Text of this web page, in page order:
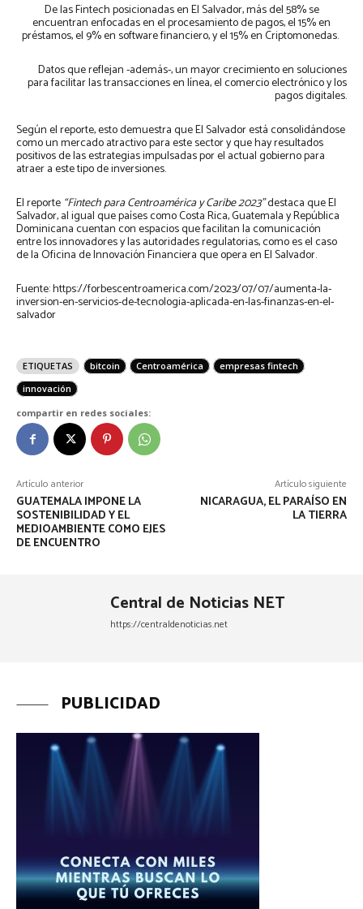
De las Fintech posicionadas en El Salvador, más del 58% se
encuentran enfocadas en el procesamiento de pagos, el 15% en
préstamos, el 9% en software financiero, y el 15% en Criptomonedas.
Datos que reflejan -además-, un mayor crecimiento en soluciones
para facilitar las transacciones en línea, el comercio electrónico y los
pagos digitales.
Según el reporte, esto demuestra que El Salvador está consolidándose
como un mercado atractivo para este sector y que hay resultados
positivos de las estrategias impulsadas por el actual gobierno para
atraer a este tipo de inversiones.
El reporte “Fintech para Centroamérica y Caribe 2023”destaca que El
Salvador, al igual que países como Costa Rica, Guatemala y República
Dominicana cuentan con espacios que facilitan la comunicación
entre los innovadores y las autoridades regulatorias, como es el caso
de la Oficina de Innovación Financiera que opera en El Salvador.
Fuente: https://forbescentroamerica.com/2023/07/07/aumenta-la-
inversion-en-servicios-de-tecnologia-aplicada-en-las-finanzas-en-el-
salvador
ETIQUETAS bitcoin Centroamérica
empresas fintech
innovación
compartir en redes sociales:
Artículo anterior
GUATEMALA IMPONE LA
SOSTENIBILIDAD Y EL
MEDIOAMBIENTE COMO EJES
DE ENCUENTRO
Artículo siguiente
NICARAGUA, EL PARAÍSO EN
LA TIERRA
Central de Noticias NET
https://centraldenoticias.net
PUBLICIDAD